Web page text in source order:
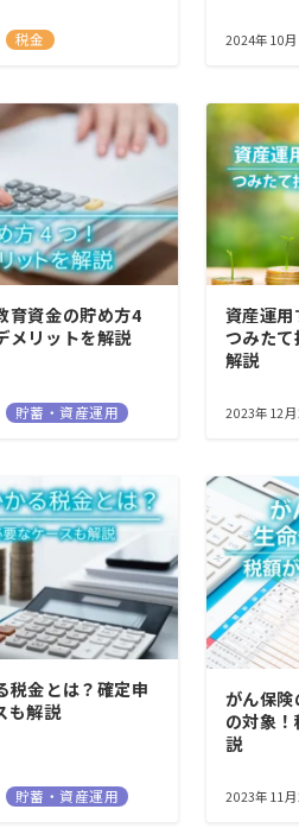
税金 2024年10
貯蓄・資産運用
育資金の貯め方4
メリットを解説
資産運用
つみた
解説
2023年12
貯蓄・資産運用
税金とは？確定申
も解説
がん保
の対象
説
2023年11